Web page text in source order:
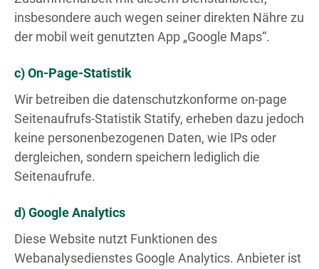
insbesondere auch wegen seiner direkten Nähre zu
der mobil weit genutzten App „Google Maps“.
c) On-Page-Statistik
Wir betreiben die datenschutzkonforme on-page
Seitenaufrufs-Statistik Statify, erheben dazu jedoch
keine personenbezogenen Daten, wie IPs oder
dergleichen, sondern speichern lediglich die
Seitenaufrufe.
d) Google Analytics
Diese Website nutzt Funktionen des
Webanalysedienstes Google Analytics. Anbieter ist